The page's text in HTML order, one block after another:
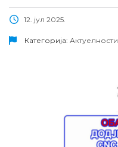
12. јул 2025.
Категорија: Актуелности